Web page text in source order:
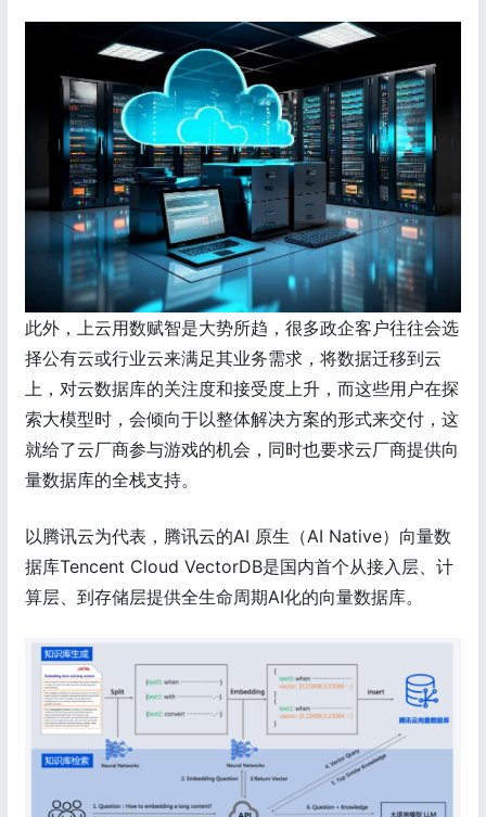
此外，上云用数赋智是大势所趋，很多政企客户往往会选
择公有云或行业云来满足其业务需求，将数据迁移到云
上，对云数据库的关注度和接受度上升，而这些用户在探
索大模型时，会倾向于以整体解决方案的形式来交付，这
就给了云厂商参与游戏的机会，同时也要求云厂商提供向
量数据库的全栈支持。
以腾讯云为代表，腾讯云的AI 原生（AI Native）向量数
据库Tencent Cloud VectorDB是国内首个从接入层、计
算层、到存储层提供全生命周期AI化的向量数据库。